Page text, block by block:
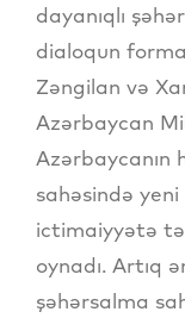
dayanıqlı
dialoqun
Zəngilan və
Azərbaycan
Azərbaycanın
sahəsində
ictimaiyyətə
oynadı. Artıq
şəhərsalma